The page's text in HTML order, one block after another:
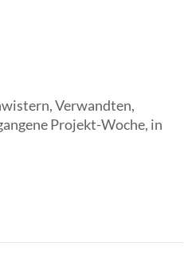
Verwandten,
Projekt-Woche, in